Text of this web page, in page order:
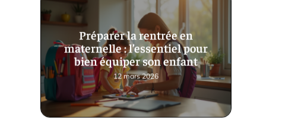
Préparer la rentrée en
maternelle : l’essentiel pour
bien équiper son enfant
12 mars 2026